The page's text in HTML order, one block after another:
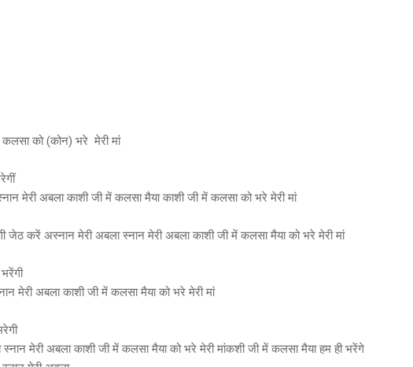
को (कोन) भरे मेरी मां
मेरी अबला काशी जी में कलसा मैया काशी जी में कलसा को भरे मेरी मां
जेठ करें अस्नान मेरी अबला स्नान मेरी अबला काशी जी में कलसा मैया को भरे मेरी मां
मेरी अबला काशी जी में कलसा मैया को भरे मेरी मां
मेरी अबला काशी जी में कलसा मैया को भरे मेरी मांकशी जी में कलसा मैया हम ही भरेंगे